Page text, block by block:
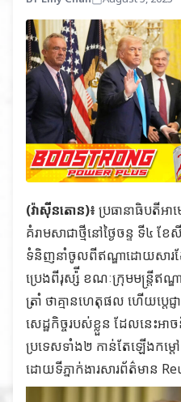
(វ៉ាស៊ីនតោន)៖ ប្រធានាធិបតីអ
គំរាមសាជាថ្មីនៅថ្ងៃចន្ទ ទី៤
ទំនិញនាំចូលពីឥណ្ឌាដោយសារ
ប្រេងពីរុស្ស៉ី ខណៈក្រុមមន្ត្រីឥណ្
ត្រាំ ថាគ្មានហេតុផល ហើយប្ដេ
សេដ្ឋកិច្ចរបស់ខ្លួន ដែលនេះអាច
ប្រទេសទាំង២ កាន់តែឡើងកម្ដ
ដោយទីភ្នាក់ងារសារព័ត៌មាន